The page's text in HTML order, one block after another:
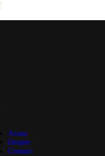
Acasa
Despre
Contact